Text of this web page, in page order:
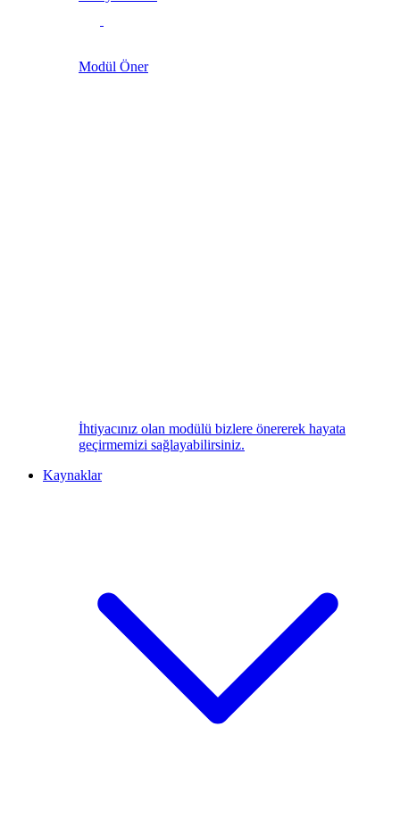
Modül Öner
İhtiyacınız olan modülü bizlere önererek hayata
geçirmemizi sağlayabilirsiniz.
Kaynaklar